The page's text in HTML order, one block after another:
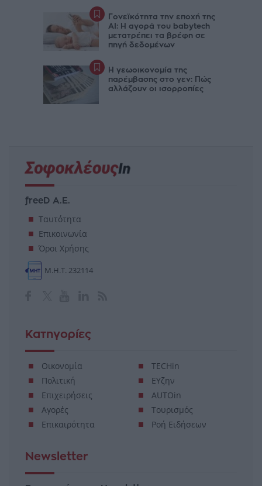
Γονεϊκότητα την εποχή της
AI: Η αγορά του babytech
μετατρέπει τα βρέφη σε
πηγή δεδομένων
Η γεωοικονομία της
παρέμβασης στο γεν: Πώς
αλλάζουν οι ισορροπίες
freeD Α.Ε.
Ταυτότητα
Επικοινωνία
Όροι Χρήσης
Μ.Η.Τ. 232114
Κατηγορίες
Οικονομία
Πολιτική
Επιχειρήσεις
Αγορές
Επικαιρότητα
TECHin
ΕΥζην
AUTOin
Τουρισμός
Ροή Ειδήσεων
Newsletter